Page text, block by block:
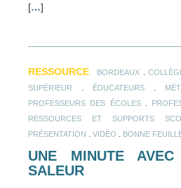
[…]
RESSOURCE BORDEAUX
SUPÉRIEUR
ÉDUCATEURS
PROFESSEURS DES ÉCOLES.
RESSOURCES ET SUPPORTS
PRÉSENTATION
VIDÉO BONNE
UNE MINUTE
SALEUR